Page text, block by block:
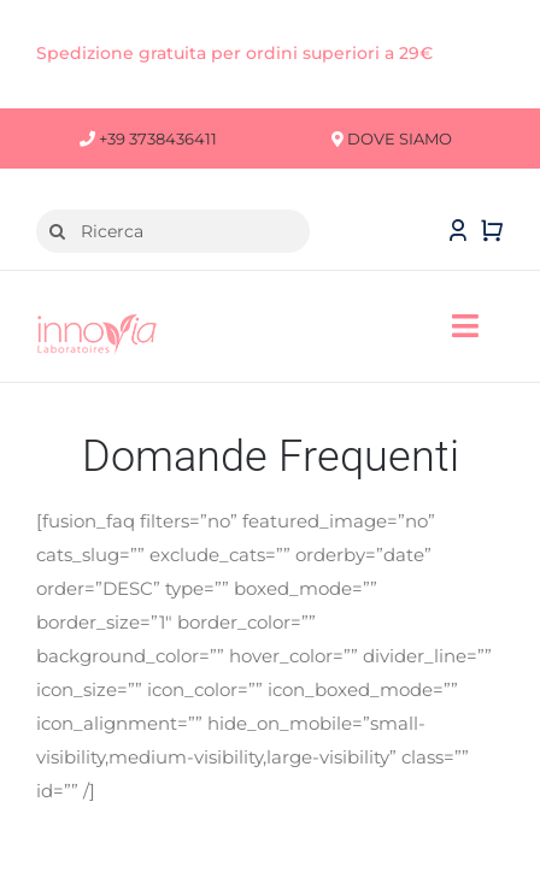
Spedizione gratuita per ordini superiori a 29€
+39 3738436411 DOVE SIAMO
Cerca
CAPELLI
FITOTERAPICI
SOLARI
CHI SIAMO
Domande Frequenti
[fusion_faq filters=”no” featured_image=”no”
cats_slug=”” exclude_cats=”” orderby=”date”
order=”DESC” type=”” boxed_mode=””
border_size=”1″ border_color=””
background_color=”” hover_color=”” divider_line=””
icon_size=”” icon_color=”” icon_boxed_mode=””
icon_alignment=”” hide_on_mobile=”small-
visibility,medium-visibility,large-visibility” class=””
id=”” /]